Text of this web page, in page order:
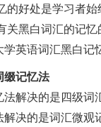
的好处是学习者
关黑白词汇的记
英语词汇黑白记
缀记忆法
决的是四级词
决的是词汇微观